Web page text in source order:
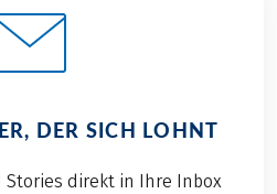
DER SICH LOHNT
Stories direkt in Ihre Inbox